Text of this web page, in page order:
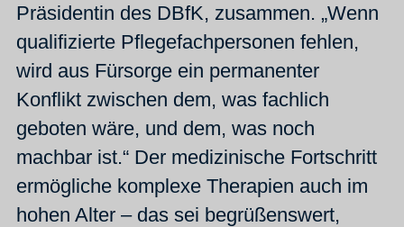
Präsidentin des DBfK, zusammen. „Wenn
qualifizierte Pflegefachpersonen fehlen,
wird aus Fürsorge ein permanenter
Konflikt zwischen dem, was fachlich
geboten wäre, und dem, was noch
machbar ist.“ Der medizinische Fortschritt
ermögliche komplexe Therapien auch im
hohen Alter – das sei begrüßenswert,